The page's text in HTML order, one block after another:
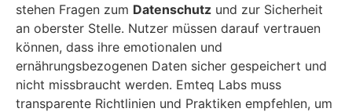
stehen Fragen zum Datenschutz und zur Sicherheit
an oberster Stelle. Nutzer müssen darauf vertrauen
können, dass ihre emotionalen und
ernährungsbezogenen Daten sicher gespeichert und
nicht missbraucht werden. Emteq Labs muss
transparente Richtlinien und Praktiken empfehlen, um